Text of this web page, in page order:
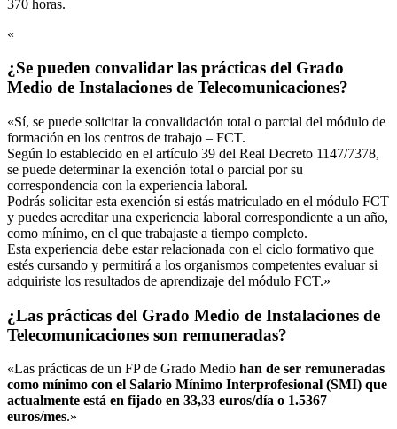
370 horas.
«
¿Se pueden convalidar las prácticas del Grado
Medio de Instalaciones de Telecomunicaciones?
«Sí, se puede solicitar la convalidación total o parcial del módulo de
formación en los centros de trabajo – FCT.
Según lo establecido en el artículo 39 del Real Decreto 1147/7378,
se puede determinar la exención total o parcial por su
correspondencia con la experiencia laboral.
Podrás solicitar esta exención si estás matriculado en el módulo FCT
y puedes acreditar una experiencia laboral correspondiente a un año,
como mínimo, en el que trabajaste a tiempo completo.
Esta experiencia debe estar relacionada con el ciclo formativo que
estés cursando y permitirá a los organismos competentes evaluar si
adquiriste los resultados de aprendizaje del módulo FCT.»
¿Las prácticas del Grado Medio de Instalaciones de
Telecomunicaciones son remuneradas?
«Las prácticas de un FP de Grado Medio han de ser remuneradas
como mínimo con el Salario Mínimo Interprofesional (SMI) que
actualmente está en fijado en 33,33 euros/día o 1.5367
euros/mes.»